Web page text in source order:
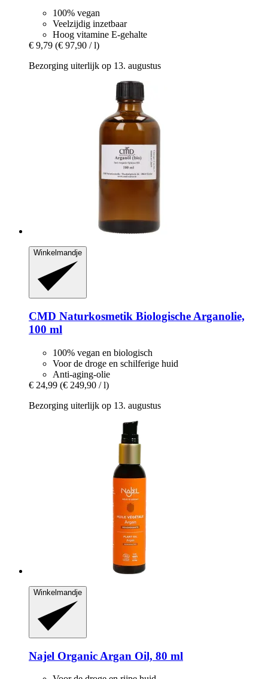
100% vegan
Veelzijdig inzetbaar
Hoog vitamine E-gehalte
€ 9,79 (€ 97,90 / l)
Bezorging uiterlijk op 13. augustus
Winkelmandje
CMD Naturkosmetik Biologische Arganolie,
100 ml
100% vegan en biologisch
Voor de droge en schilferige huid
Anti-aging-olie
€ 24,99 (€ 249,90 / l)
Bezorging uiterlijk op 13. augustus
Winkelmandje
Najel Organic Argan Oil, 80 ml